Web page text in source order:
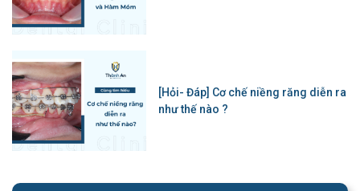
[Hỏi- Đáp] Cơ chế niềng răng diễn ra
như thế nào ?